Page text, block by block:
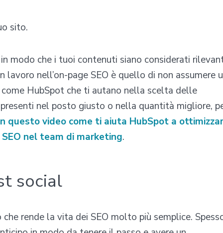
sito.
modo che i tuoi contenuti siano considerati
lavoro nell’on-page SEO è quello di non assumere
HubSpot che ti autano nella scelta delle
nel posto giusto o nella quantità migliore,
questo video come ti aiuta HubSpot a
nel team di marketing.
social
rende la vita dei SEO molto più semplice.